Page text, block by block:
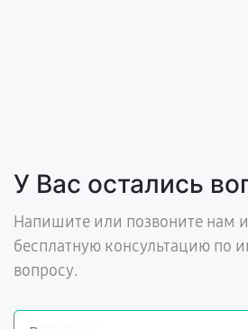
У Вас остались
Напишите или позвоните нам
бесплатную консультацию по
вопросу.